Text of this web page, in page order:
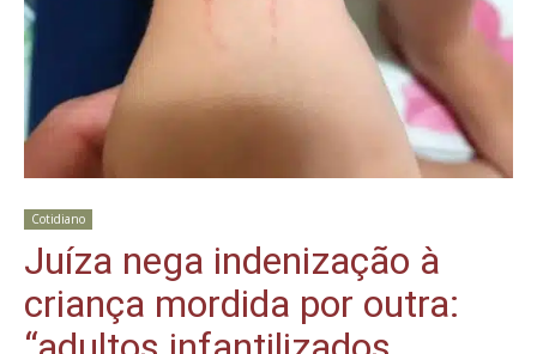
Cotidiano
Juíza nega indenização à
criança mordida por outra: